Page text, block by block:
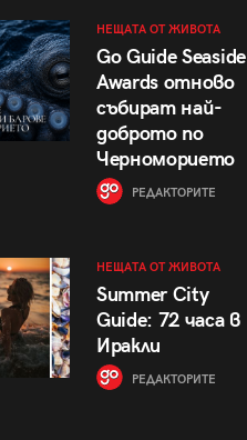
НЕЩАТА ОТ ЖИВОТА
Go Guide Seaside
Awards отново
събират най-
доброто по
Черноморието
РЕДАКТОРИТЕ
НЕЩАТА ОТ ЖИВОТА
Summer City
Guide: 72 часа в
Иракли
РЕДАКТОРИТЕ